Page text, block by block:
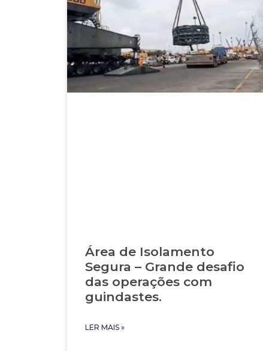
Área de Isolamento
Segura – Grande desafio
das operações com
guindastes.
LER MAIS »